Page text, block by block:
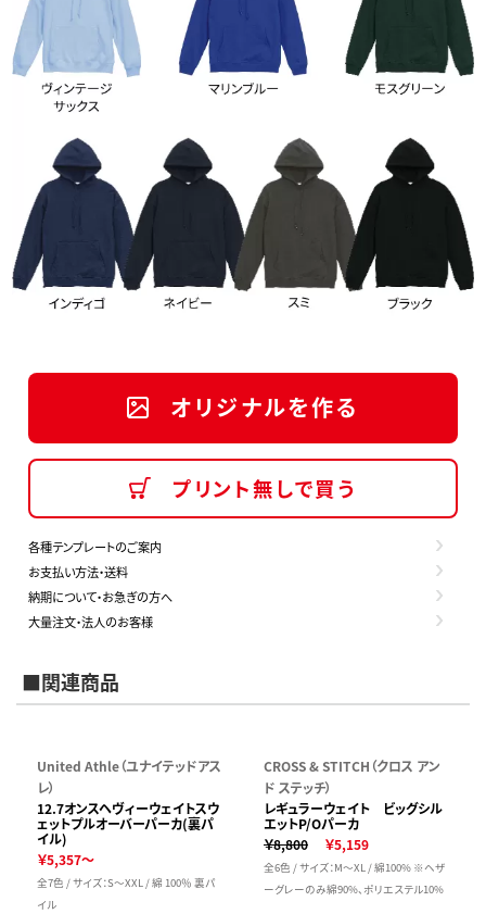
オリジナルを作る
プリント無しで買う
各種テンプレートのご案内
お支払い方法・送料
納期について・お急ぎの方へ
大量注文・法人のお客様
■関連商品
United Athle（ユナイテッドアス
レ）
12.7オンスヘヴィーウェイトスウ
ェットプルオーバーパーカ(裏パ
イル)
￥5,357～
全7色 / サイズ：S～XXL / 綿 100％ 裏パ
イル
CROSS & STITCH（クロス アン
ド ステッチ）
レギュラーウェイト ビッグシル
エットP/Oパーカ
￥8,800
￥5,159
全6色 / サイズ：M～XL / 綿100% ※ヘザ
ーグレーのみ綿90%、ポリエステル10%